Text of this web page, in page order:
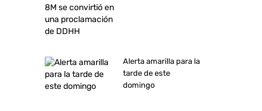
Alerta amarilla para la
tarde de este
domingo